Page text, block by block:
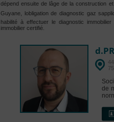
dépend ensuite de lâge de la construction
Guyane, lobligation de diagnostic gaz
habilité à effectuer le diagnostic
immobilier certifié.
de